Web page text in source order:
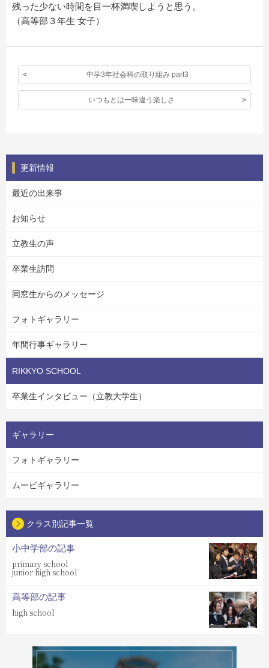
残った少ない時間を目一杯満喫しようと思う。
（高等部３年生 女子）
中学3年社会科の取り組み part3
いつもとは一味違う楽しさ
更新情報
最近の出来事
お知らせ
立教生の声
卒業生訪問
同窓生からのメッセージ
フォトギャラリー
年間行事ギャラリー
RIKKYO SCHOOL
卒業生インタビュー（立教大学生）
ギャラリー
フォトギャラリー
ムービギャラリー
クラス別記事一覧
小中学部の記事
primary school
junior high school
高等部の記事
high school